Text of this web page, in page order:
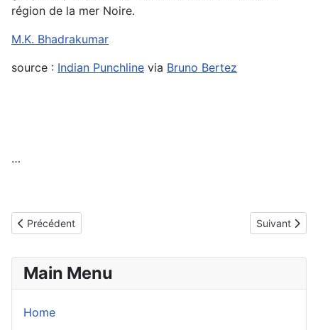
région de la mer Noire.
M.K. Bhadrakumar
source : Indian Punchline via Bruno Bertez
…
Article précédent : Le crépuscule de la doctrine Monroe :
Précédent Article
Suivant
Main Menu
Home